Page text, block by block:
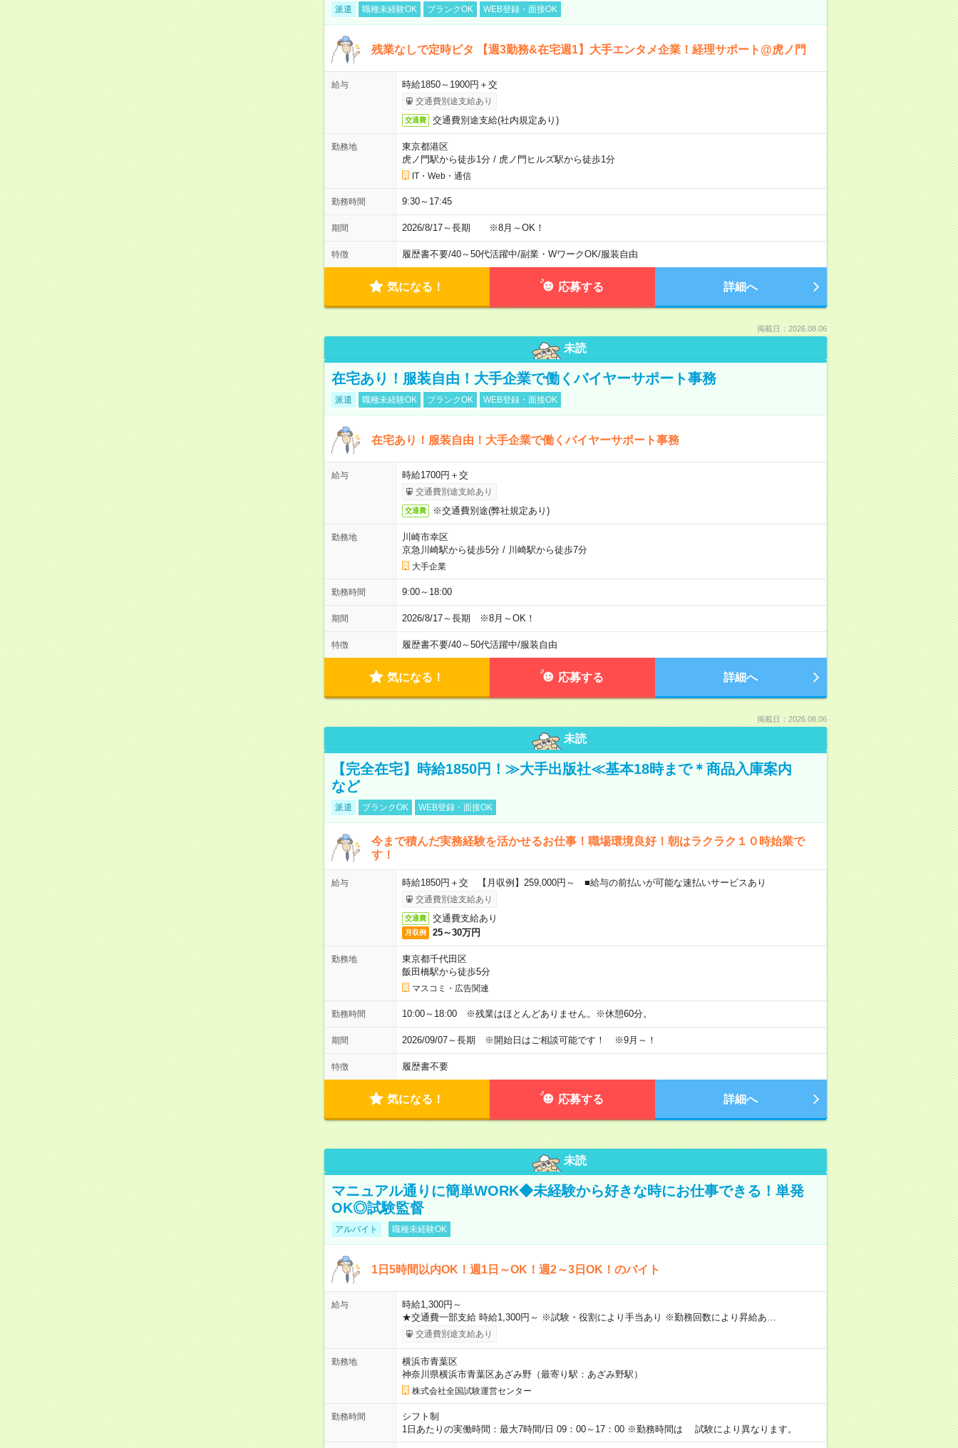
派遣 職種未経験OK ブランクOK WEB登録・面接OK
残業なしで定時ピタ 【週3勤務&在宅週1】大手エンタメ企業！経理サポート@虎ノ門
給与 時給1850～1900円＋交
交通費別途支給あり
交通費 交通費別途支給(社内規定あり)
勤務地
東京都港区
虎ノ門駅から徒歩1分/ 虎ノ門ヒルズ駅から徒歩1分
IT・Web・通信
勤務時間 9:30～17:45
期間 2026/8/17～長期 ※8月～OK！
特徴 履歴書不要/40～50代活躍中/副業・WワークOK/服装自由
気になる！ 応募する 詳細へ
掲載日：2026.08.06
未読
在宅あり！服装自由！大手企業で働くバイヤーサポート事務
派遣 職種未経験OK ブランクOK WEB登録・面接OK
在宅あり！服装自由！大手企業で働くバイヤーサポート事務
給与 時給1700円＋交
交通費別途支給あり
交通費 ※交通費別途(弊社規定あり)
勤務地
川崎市幸区
京急川崎駅から徒歩5分/ 川崎駅から徒歩7分
大手企業
勤務時間 9:00～18:00
期間 2026/8/17～長期 ※8月～OK！
特徴 履歴書不要/40～50代活躍中/服装自由
気になる！ 応募する 詳細へ
掲載日：2026.08.06
未読
【完全在宅】時給1850円！≫大手出版社≪基本18時まで＊商品入庫案内
など
派遣 ブランクOK WEB登録・面接OK
今まで積んだ実務経験を活かせるお仕事！職場環境良好！朝はラクラク１０時始業で
す！
給与 時給1850円＋交 【月収例】259,000円～ ■給与の前払いが可能な速払いサービスあり
交通費別途支給あり
交通費 交通費支給あり
月収例 25～30万円
勤務地
東京都千代田区
飯田橋駅から徒歩5分
マスコミ・広告関連
勤務時間 10:00～18:00 ※残業はほとんどありません。※休憩60分。
期間 2026/09/07～長期 ※開始日はご相談可能です！ ※9月～！
特徴 履歴書不要
気になる！ 応募する 詳細へ
未読
マニュアル通りに簡単WORK◆未経験から好きな時にお仕事できる！単発
OK◎試験監督
アルバイト 職種未経験OK
1日5時間以内OK！週1日～OK！週2～3日OK！のバイト
給与
時給1,300円～
★交通費一部支給 時給1,300円～ ※試験・役割により手当あり ※勤務回数により昇給あ…
交通費別途支給あり
勤務地
横浜市青葉区
神奈川県横浜市青葉区あざみ野（最寄り駅：あざみ野駅）
株式会社全国試験運営センター
勤務時間
シフト制
1日あたりの実働時間：最大7時間/日 09：00～17：00 ※勤務時間は 試験により異なります。